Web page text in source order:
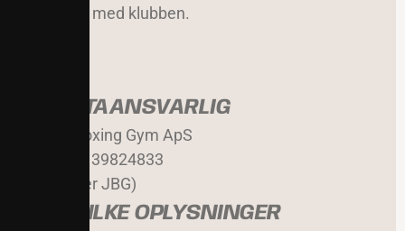
kontakt med klubben.
1. DATAANSVARLIG
Joes Boxing Gym ApS
CVR-nr. 39824833
(herefter JBG)
2. HVILKE OPLYSNINGER